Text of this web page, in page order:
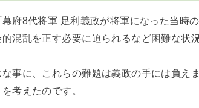
幕府8代将軍 足利義政が将軍になった当時
混乱を正す必要に迫られるなど困難な状
な事に、これらの難題は義政の手には負え
を考えたのです。